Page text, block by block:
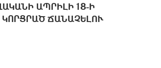
ԱՊՐԻԼԻ 18-Ի
ՃԱՆԱՉԵԼՈՒ